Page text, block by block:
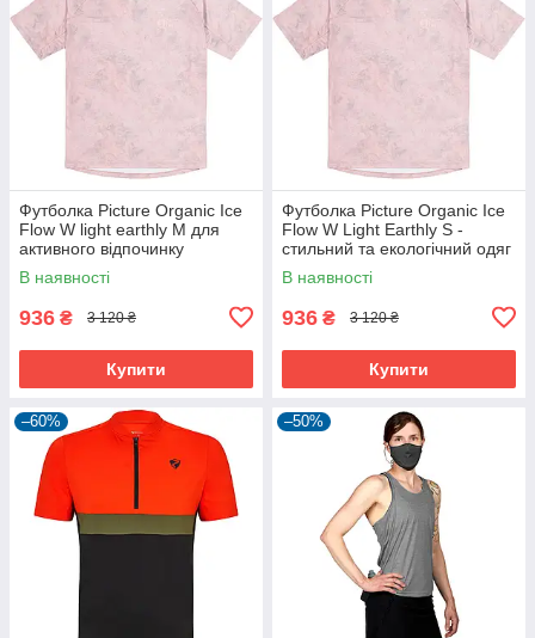
Футболка Picture Organic Ice
Flow W light earthly M для
активного відпочинку
В наявності
936 ₴ 3 120 ₴
Купити
Футболка Picture Organic Ice
Flow W Light Earthly S -
стильний та екологічний одяг
В наявності
936 ₴ 3 120 ₴
Купити
–60% –50%